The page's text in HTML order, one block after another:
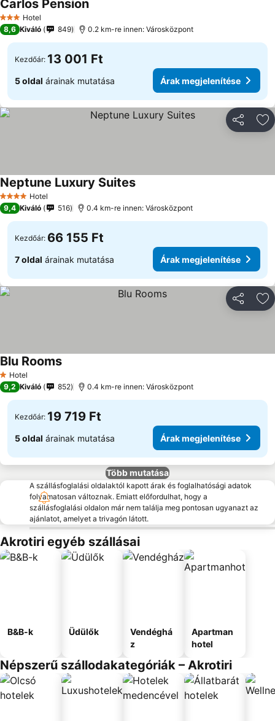
3 Kategória
Hotel
Carlos PensionÁrak megjelenítése
8,6 Kiváló 849 0.2 km-re innen: Városközpont
Kezdőár: 13 001 Ft
5 oldal árainak mutatása Árak megjelenítése
4 KategóriaHotel
Neptune Luxury SuitesÁrak megjelenítése
9,4 Kiváló 516 0.4 km-re innen: Városközpont
Kezdőár: 66 155 Ft
7 oldal árainak mutatása Árak megjelenítése
1 Kategória
Hotel
Blu RoomsÁrak megjelenítése
9,2 Kiváló 852 0.4 km-re innen: Városközpont
Kezdőár: 19 719 Ft
5 oldal árainak mutatása Árak megjelenítése
Több mutatása
A szállásfoglalási oldalaktól kapott árak és foglalhatósági adatok
folyamatosan változnak. Emiatt előfordulhat, hogy a
szállásfoglalási oldalon már nem találja meg pontosan ugyanazt az
ajánlatot, amelyet a trivagón látott.
Akrotiri egyéb szállásai
B&B-k Üdülők
Vendéghá
z
Apartman
hotel
Népszerű szállodakategóriák – Akrotiri